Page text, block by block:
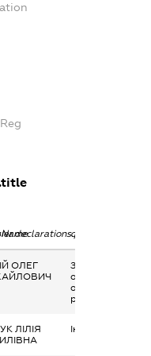
ОЛЕГ
Заробітна плата
отримана за
основним місцем
роботи
ЛІЛІЯ
Інше, стипендія